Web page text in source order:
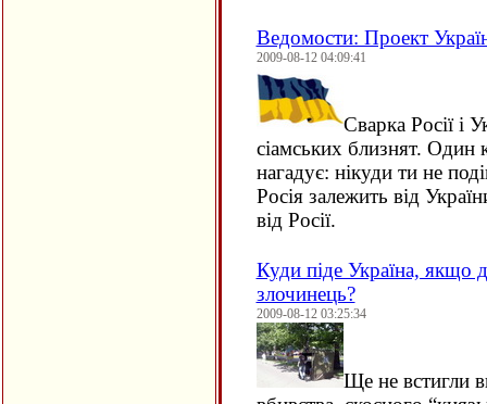
Ведомости: Проект
2009-08-12 04:09:41
Сварка Росії і
сіамських близнят. Один
нагадує: нікуди ти не
Росія залежить від
від Росії.
Куди піде Україна, якщо
злочинець?
2009-08-12 03:25:34
Ще не встигли